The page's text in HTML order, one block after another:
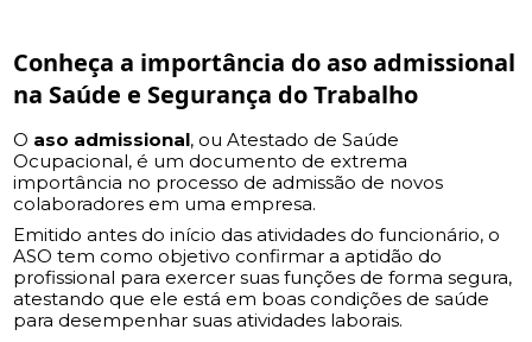
Conheça a importância doaso admissional
na Saúde e Segurança do Trabalho
O aso admissional, ou Atestado de Saúde
Ocupacional, é um documento de extrema
importância no processo de admissão de novos
colaboradores em uma empresa.
Emitido antes do início das atividades do funcionário, o
ASO tem como objetivo confirmar a aptidão do
profissional para exercer suas funções de forma segura,
atestando que ele está em boas condições de saúde
para desempenhar suas atividades laborais.